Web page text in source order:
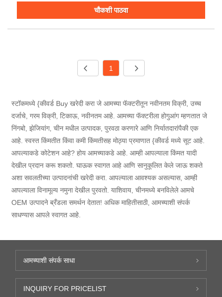
करतात. केबल्स आग पकडण्यास मंद आहेत आणि आग लागल्यास लोकांचे सुटका
करणे सुलभ होते. यूएल 1424, उल 1666, केबल्स फॉर पॉवर-लिमिटेड- फायर-
चौकशी पाठवा
1
स्टॉकमध्ये {कीवर्ड Buy खरेदी करा जे आमच्या फॅक्टरीतून नवीनतम विक्री, उच्च
दर्जाचे, गरम विक्री, टिकाऊ, नवीनतम आहे. आमच्या फॅक्टरीला होगुआंग म्हणतात जे
निंगबो, झेजियांग, चीन मधील उत्पादक, पुरवठा करणारे आणि निर्यातदारांपैकी एक
आहे. स्वस्त किंमतीत किंवा कमी किंमतीसह मोठ्या प्रमाणात {कीवर्ड मध्ये सूट आहे.
आपल्याकडे कोटेशन आहे? होय आमच्याकडे आहे. आम्ही आपल्याला किंमत यादी
देखील प्रदान करू शकतो. घाऊक स्वागत आहे आणि सानुकूलित केले जाऊ शकते
अशा सवलतीच्या उत्पादनांची खरेदी करा. आपल्याला आवश्यक असल्यास, आम्ही
आपल्याला विनामूल्य नमुना देखील पुरवतो. याशिवाय, चीनमध्ये बनविलेले आमचे
OEM उत्पादने ब्रँडला समर्थन देतात! अधिक माहितीसाठी, आमच्याशी संपर्क
साधण्यास आपले स्वागत आहे.
आमच्याशी संपर्क साधा
INQUIRY FOR PRICELIST